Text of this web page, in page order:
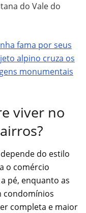
do Vale do
fama por seus
alpino cruza os
monumentais
viver no
depende do estilo
o comércio
pé, enquanto as
condomínios
completa e maior